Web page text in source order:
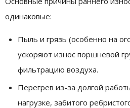
одинаковые:
Пыль и грязь (особенно на
ускоряют износ поршневой
фильтрацию воздуха.
Перегрев из-за долгой
нагрузке, забитого